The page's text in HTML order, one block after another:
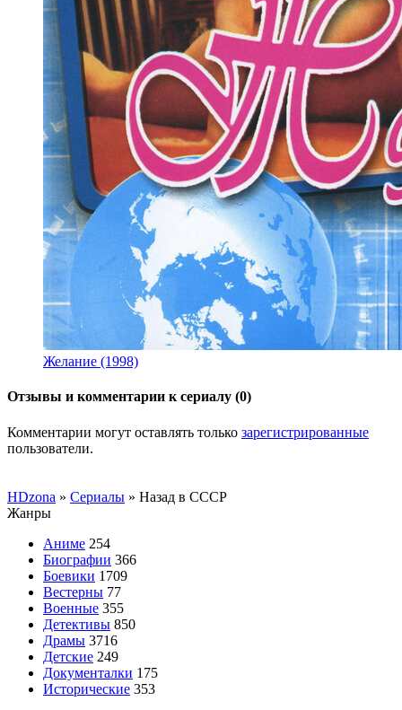
Желание (1998)
Отзывы и комментарии к сериалу (0)
Комментарии могут оставлять только зарегистрированные
пользователи.
HDzona » Сериалы » Назад в СССР
Жанры
Аниме 254
Биографии 366
Боевики 1709
Вестерны 77
Военные 355
Детективы 850
Драмы 3716
Детские 249
Документалки 175
Исторические 353